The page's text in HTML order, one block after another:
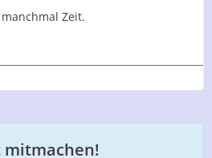
Zeit.
mitmachen!